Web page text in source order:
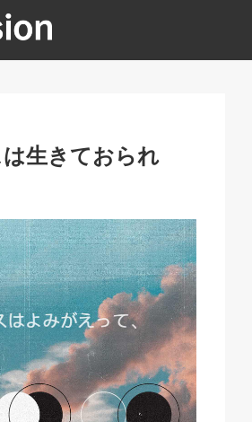
生きておられ